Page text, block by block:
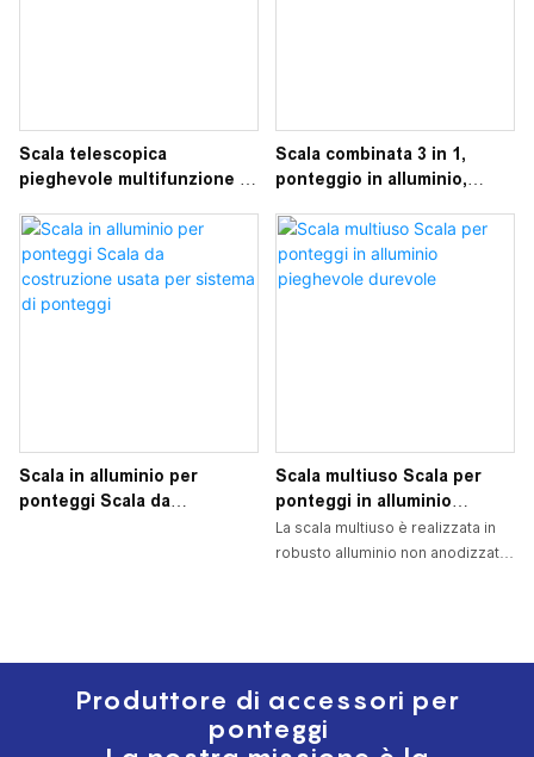
Scala telescopica
pieghevole multifunzione in
ponteggi
Scala combinata 3 in 1,
ponteggio in alluminio,
Scala in alluminio per
ponteggi Scala da
Scala multiuso Scala per
ponteggi in alluminio
pieghevole durevole
La scala multiuso è realizzata in
robusto alluminio non anodizzato
utilizzata per vari compiti che
vanno dalla casa ai lavori di
costruzione
Produttore di accessori per
ponteggi